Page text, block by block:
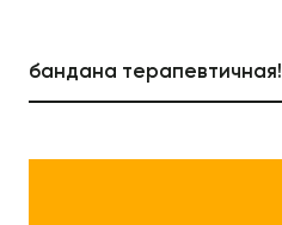
бандана терапевтичная!
Бренды